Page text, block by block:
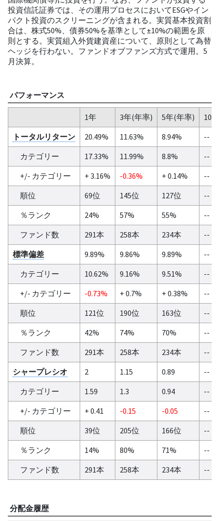
投資信託証券では、その運用プロセスにおいてESGやイン
パクト投資のスクリーニングが含まれる。実質基本投資割
合は、株式50%、債券50%を基準として±10%の範囲を原
則とする。実質組入外貨建資産について、原則として為替
ヘッジを行わない。ファンドオブファンズ方式で運用。5
月決算。
パフォーマンス
1年 3年(年率) 5年(年率)
10
トータルリターン
20.49% 11.63% 8.94%
--
カテゴリー
17.33% 11.99% 8.8%
--
+/- カテゴリー
+ 3.16% -0.36% + 0.14%
--
順位
69位 145位 127位
--
％ランク
24% 57% 55%
--
ファンド数
291本 258本 234本
--
標準偏差
9.89% 9.86% 9.89%
--
カテゴリー
10.62% 9.16% 9.51%
--
+/- カテゴリー
-0.73% + 0.7% + 0.38%
--
順位
121位 190位 163位
--
％ランク
42% 74% 70%
--
ファンド数
291本 258本 234本
--
シャープレシオ
2 1.15 0.89
--
カテゴリー
1.59 1.3 0.94
--
+/- カテゴリー
+ 0.41 -0.15 -0.05
--
順位
39位 205位 166位
--
％ランク
14% 80% 71%
--
ファンド数
291本 258本 234本 --
分配金履歴